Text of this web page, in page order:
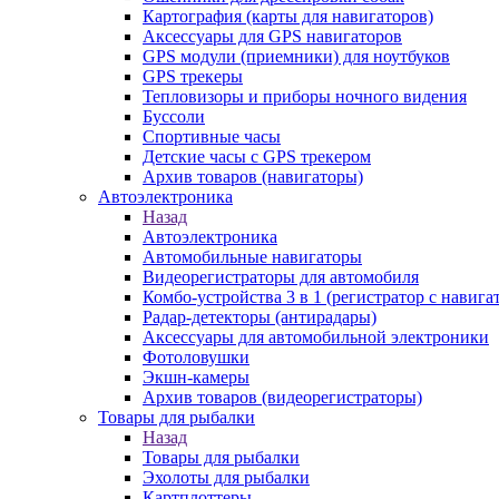
Картография (карты для навигаторов)
Аксессуары для GPS навигаторов
GPS модули (приемники) для ноутбуков
GPS трекеры
Тепловизоры и приборы ночного видения
Буссоли
Спортивные часы
Детские часы с GPS трекером
Архив товаров (навигаторы)
Автоэлектроника
Назад
Автоэлектроника
Автомобильные навигаторы
Видеорегистраторы для автомобиля
Комбо-устройства 3 в 1 (регистратор с
Радар-детекторы (антирадары)
Аксессуары для автомобильной электроники
Фотоловушки
Экшн-камеры
Архив товаров (видеорегистраторы)
Товары для рыбалки
Назад
Товары для рыбалки
Эхолоты для рыбалки